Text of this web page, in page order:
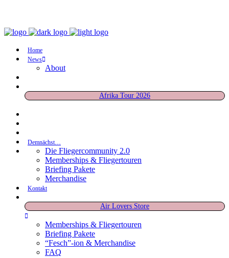
Home
News
About
Afrika Tour 2026
Demnächst…
Die Fliegercommunity 2.0
Memberships & Fliegertouren
Briefing Pakete
Merchandise
Kontakt
Air Lovers Store
Memberships & Fliegertouren
Briefing Pakete
“Fesch”-ion & Merchandise
FAQ